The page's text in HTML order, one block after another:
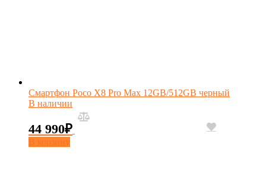
Смартфон Poco X8 Pro Max 12GB/512GB черный
В наличии
44 990₽